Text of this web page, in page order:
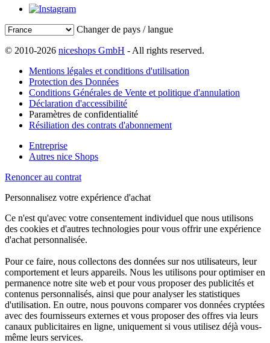
Changer de pays / langue
© 2010-2026 niceshops GmbH - All rights reserved.
Mentions légales et conditions d'utilisation
Protection des Données
Conditions Générales de Vente et politique d'annulation
Déclaration d'accessibilité
Paramètres de confidentialité
Résiliation des contrats d'abonnement
Entreprise
Autres nice Shops
Renoncer au contrat
Personnalisez votre expérience d'achat
Ce n'est qu'avec votre consentement individuel que nous utilisons
des cookies et d'autres technologies pour vous offrir une expérience
d'achat personnalisée.
Pour ce faire, nous collectons des données sur nos utilisateurs, leur
comportement et leurs appareils. Nous les utilisons pour optimiser en
permanence notre site web et pour vous proposer des publicités et
contenus personnalisés, ainsi que pour analyser les statistiques
d'utilisation. En outre, nous pouvons comparer vos données cryptées
avec des fournisseurs externes et vous proposer des offres via leurs
canaux publicitaires en ligne, uniquement si vous utilisez déjà vous-
même leurs services.